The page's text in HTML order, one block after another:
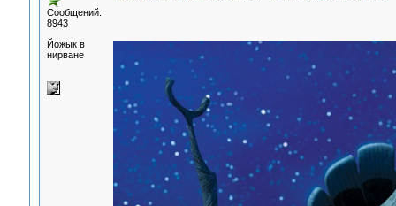
Сообщений:
8943
Йожык в
нирване